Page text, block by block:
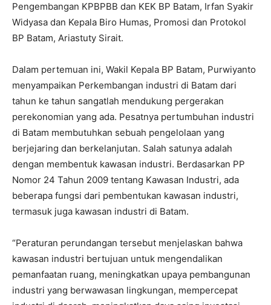
Pengembangan KPBPBB dan KEK BP Batam, Irfan Syakir
Widyasa dan Kepala Biro Humas, Promosi dan Protokol
BP Batam, Ariastuty Sirait.
Dalam pertemuan ini, Wakil Kepala BP Batam, Purwiyanto
menyampaikan Perkembangan industri di Batam dari
tahun ke tahun sangatlah mendukung pergerakan
perekonomian yang ada. Pesatnya pertumbuhan industri
di Batam membutuhkan sebuah pengelolaan yang
berjejaring dan berkelanjutan. Salah satunya adalah
dengan membentuk kawasan industri. Berdasarkan PP
Nomor 24 Tahun 2009 tentang Kawasan Industri, ada
beberapa fungsi dari pembentukan kawasan industri,
termasuk juga kawasan industri di Batam.
“Peraturan perundangan tersebut menjelaskan bahwa
kawasan industri bertujuan untuk mengendalikan
pemanfaatan ruang, meningkatkan upaya pembangunan
industri yang berwawasan lingkungan, mempercepat